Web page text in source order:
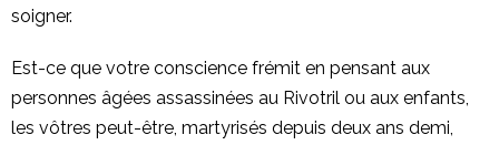
soigner.
Est-ce que votre conscience frémit en pensant aux
personnes âgées assassinées au Rivotril ou aux enfants,
les vôtres peut-être, martyrisés depuis deux ans demi,